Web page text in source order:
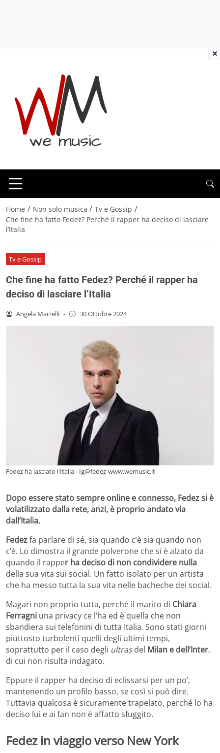
Home / Non solo musica / Tv e Gossip /
Che fine ha fatto Fedez? Perché il rapper ha deciso di lasciare
l’Italia
Tv e Gossip
Che fine ha fatto Fedez? Perché il rapper ha
deciso di lasciare l’Italia
Angela Marrelli - 30 Ottobre 2024
Fedez ha lasciato l'Italia - Ig@fedez-www.wemusic.it
Dopo essere stato sempre online e connesso, Fedez si è
volatilizzato dalla rete, anzi, è proprio andato via
dall’Italia.
Fedezfa parlare di sé, sia quando c’è sia quando non
c’è. Lo dimostra il grande polverone che si è alzato da
quando il rapper ha deciso di non condividere nulla
della sua vita sui social. Un fatto isolato per un artista
che ha messo tutta la sua vita nelle bacheche dei social.
Magari non proprio tutta, perché il marito di Chiara
Ferragni una privacy ce l’ha ed è quella che non
sbandiera sui telefonini di tutta Italia. Sono stati giorni
piuttosto turbolenti quelli degli ultimi tempi,
soprattutto per il caso degli ultrasdel Milan e dell’Inter,
di cui non risulta indagato.
Eppure il rapper ha deciso di eclissarsi per un po’,
mantenendo un profilo basso, se così si può dire.
Tuttavia qualcosa è sicuramente trapelato, perché lo ha
deciso lui e ai fan non è affatto sfuggito.
Fedez in viaggio verso New York
×